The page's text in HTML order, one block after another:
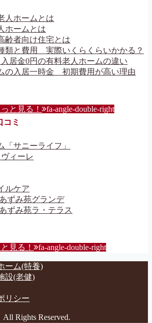
人ホームとは
ホームとは
齢者向け住宅とは
類と費用 実際いくらくらいかかる？
居金0円の有料老人ホームの違い
の入居一時金 初期費用が高い理由
と見る！ fa-angle-double-right
コミ
「サニーライフ」
ィーレ
ルケア
ずみ苑グランデ
ずみ苑ラ・テラス
見る！ fa-angle-double-right
ーム(特養)
設(老健)
リシー
Rights Reserved.